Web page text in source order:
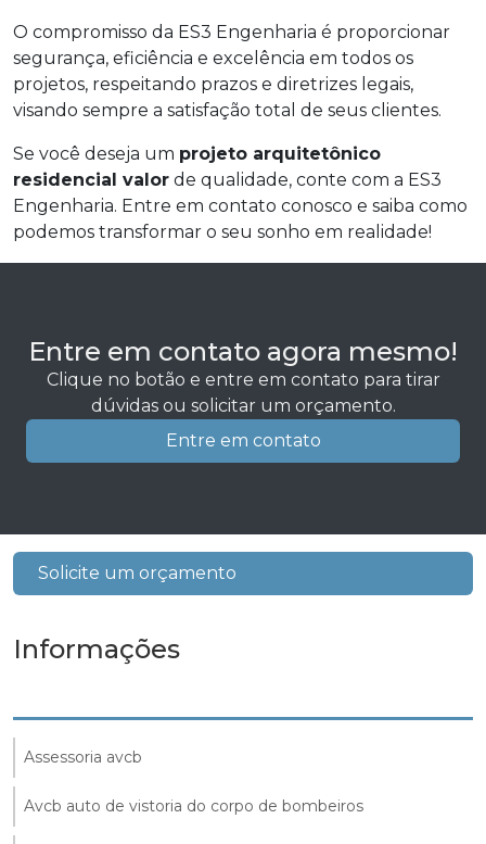
O compromisso da ES3 Engenharia é proporcionar
segurança, eficiência e excelência em todos os
projetos, respeitando prazos e diretrizes legais,
visando sempre a satisfação total de seus clientes.
Se você deseja um projeto arquitetônico
residencial valor de qualidade, conte com a ES3
Engenharia. Entre em contato conosco e saiba como
podemos transformar o seu sonho em realidade!
Entre em contato agora mesmo!
Clique no botão e entre em contato para tirar
dúvidas ou solicitar um orçamento.
Entre em contato
Solicite um orçamento
Informações
Assessoria avcb
Avcb auto de vistoria do corpo de bombeiros